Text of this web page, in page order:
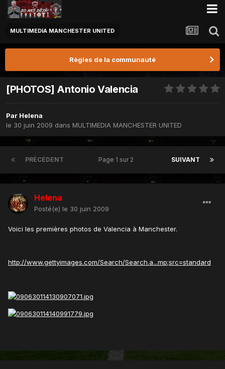
MULTIMEDIA MANCHESTER UNITED
Règles de la communauté
[PHOTOS] Antonio Valencia
Par Helena
le 30 juin 2009 dans MULTIMEDIA MANCHESTER UNITED
PRÉCÉDENT SUIVANT
Page 1 sur 2
Helena
Posté(e) le 30 juin 2009
Voici les premières photos de Valencia à Manchester.
http://www.gettyimages.com/Search/Search.a...mp;src=standard